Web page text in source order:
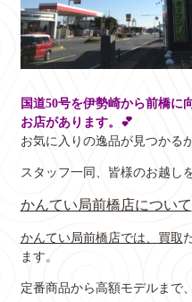
国道50号を伊勢崎から前橋に
お店があります。💕
お気に入りの逸品が見つかる
スタッフ一同、皆様のお越し
かんてい局前橋店について
かんてい局前橋店では、 買取
ます。
定番商品から高額モデルまで